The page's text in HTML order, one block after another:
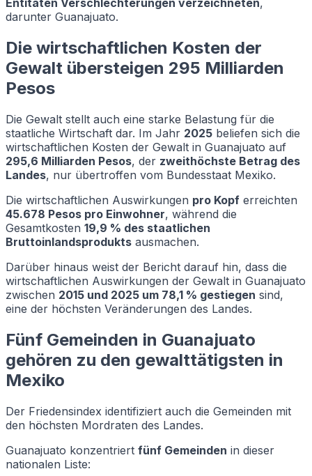
Entitäten Verschlechterungen verzeichneten,
darunter Guanajuato.
Die wirtschaftlichen Kosten der
Gewalt übersteigen 295 Milliarden
Pesos
Die Gewalt stellt auch eine starke Belastung für die
staatliche Wirtschaft dar. Im Jahr 2025 beliefen sich die
wirtschaftlichen Kosten der Gewalt in Guanajuato auf
295,6 Milliarden Pesos, der zweithöchste Betrag des
Landes, nur übertroffen vom Bundesstaat Mexiko.
Die wirtschaftlichen Auswirkungen pro Kopf erreichten
45.678 Pesos pro Einwohner, während die
Gesamtkosten 19,9 % des staatlichen
Bruttoinlandsprodukts ausmachen.
Darüber hinaus weist der Bericht darauf hin, dass die
wirtschaftlichen Auswirkungen der Gewalt in Guanajuato
zwischen 2015 und 2025 um 78,1 % gestiegen sind,
eine der höchsten Veränderungen des Landes.
Fünf Gemeinden in Guanajuato
gehören zu den gewalttätigsten in
Mexiko
Der Friedensindex identifiziert auch die Gemeinden mit
den höchsten Mordraten des Landes.
Guanajuato konzentriert fünf Gemeinden in dieser
nationalen Liste: